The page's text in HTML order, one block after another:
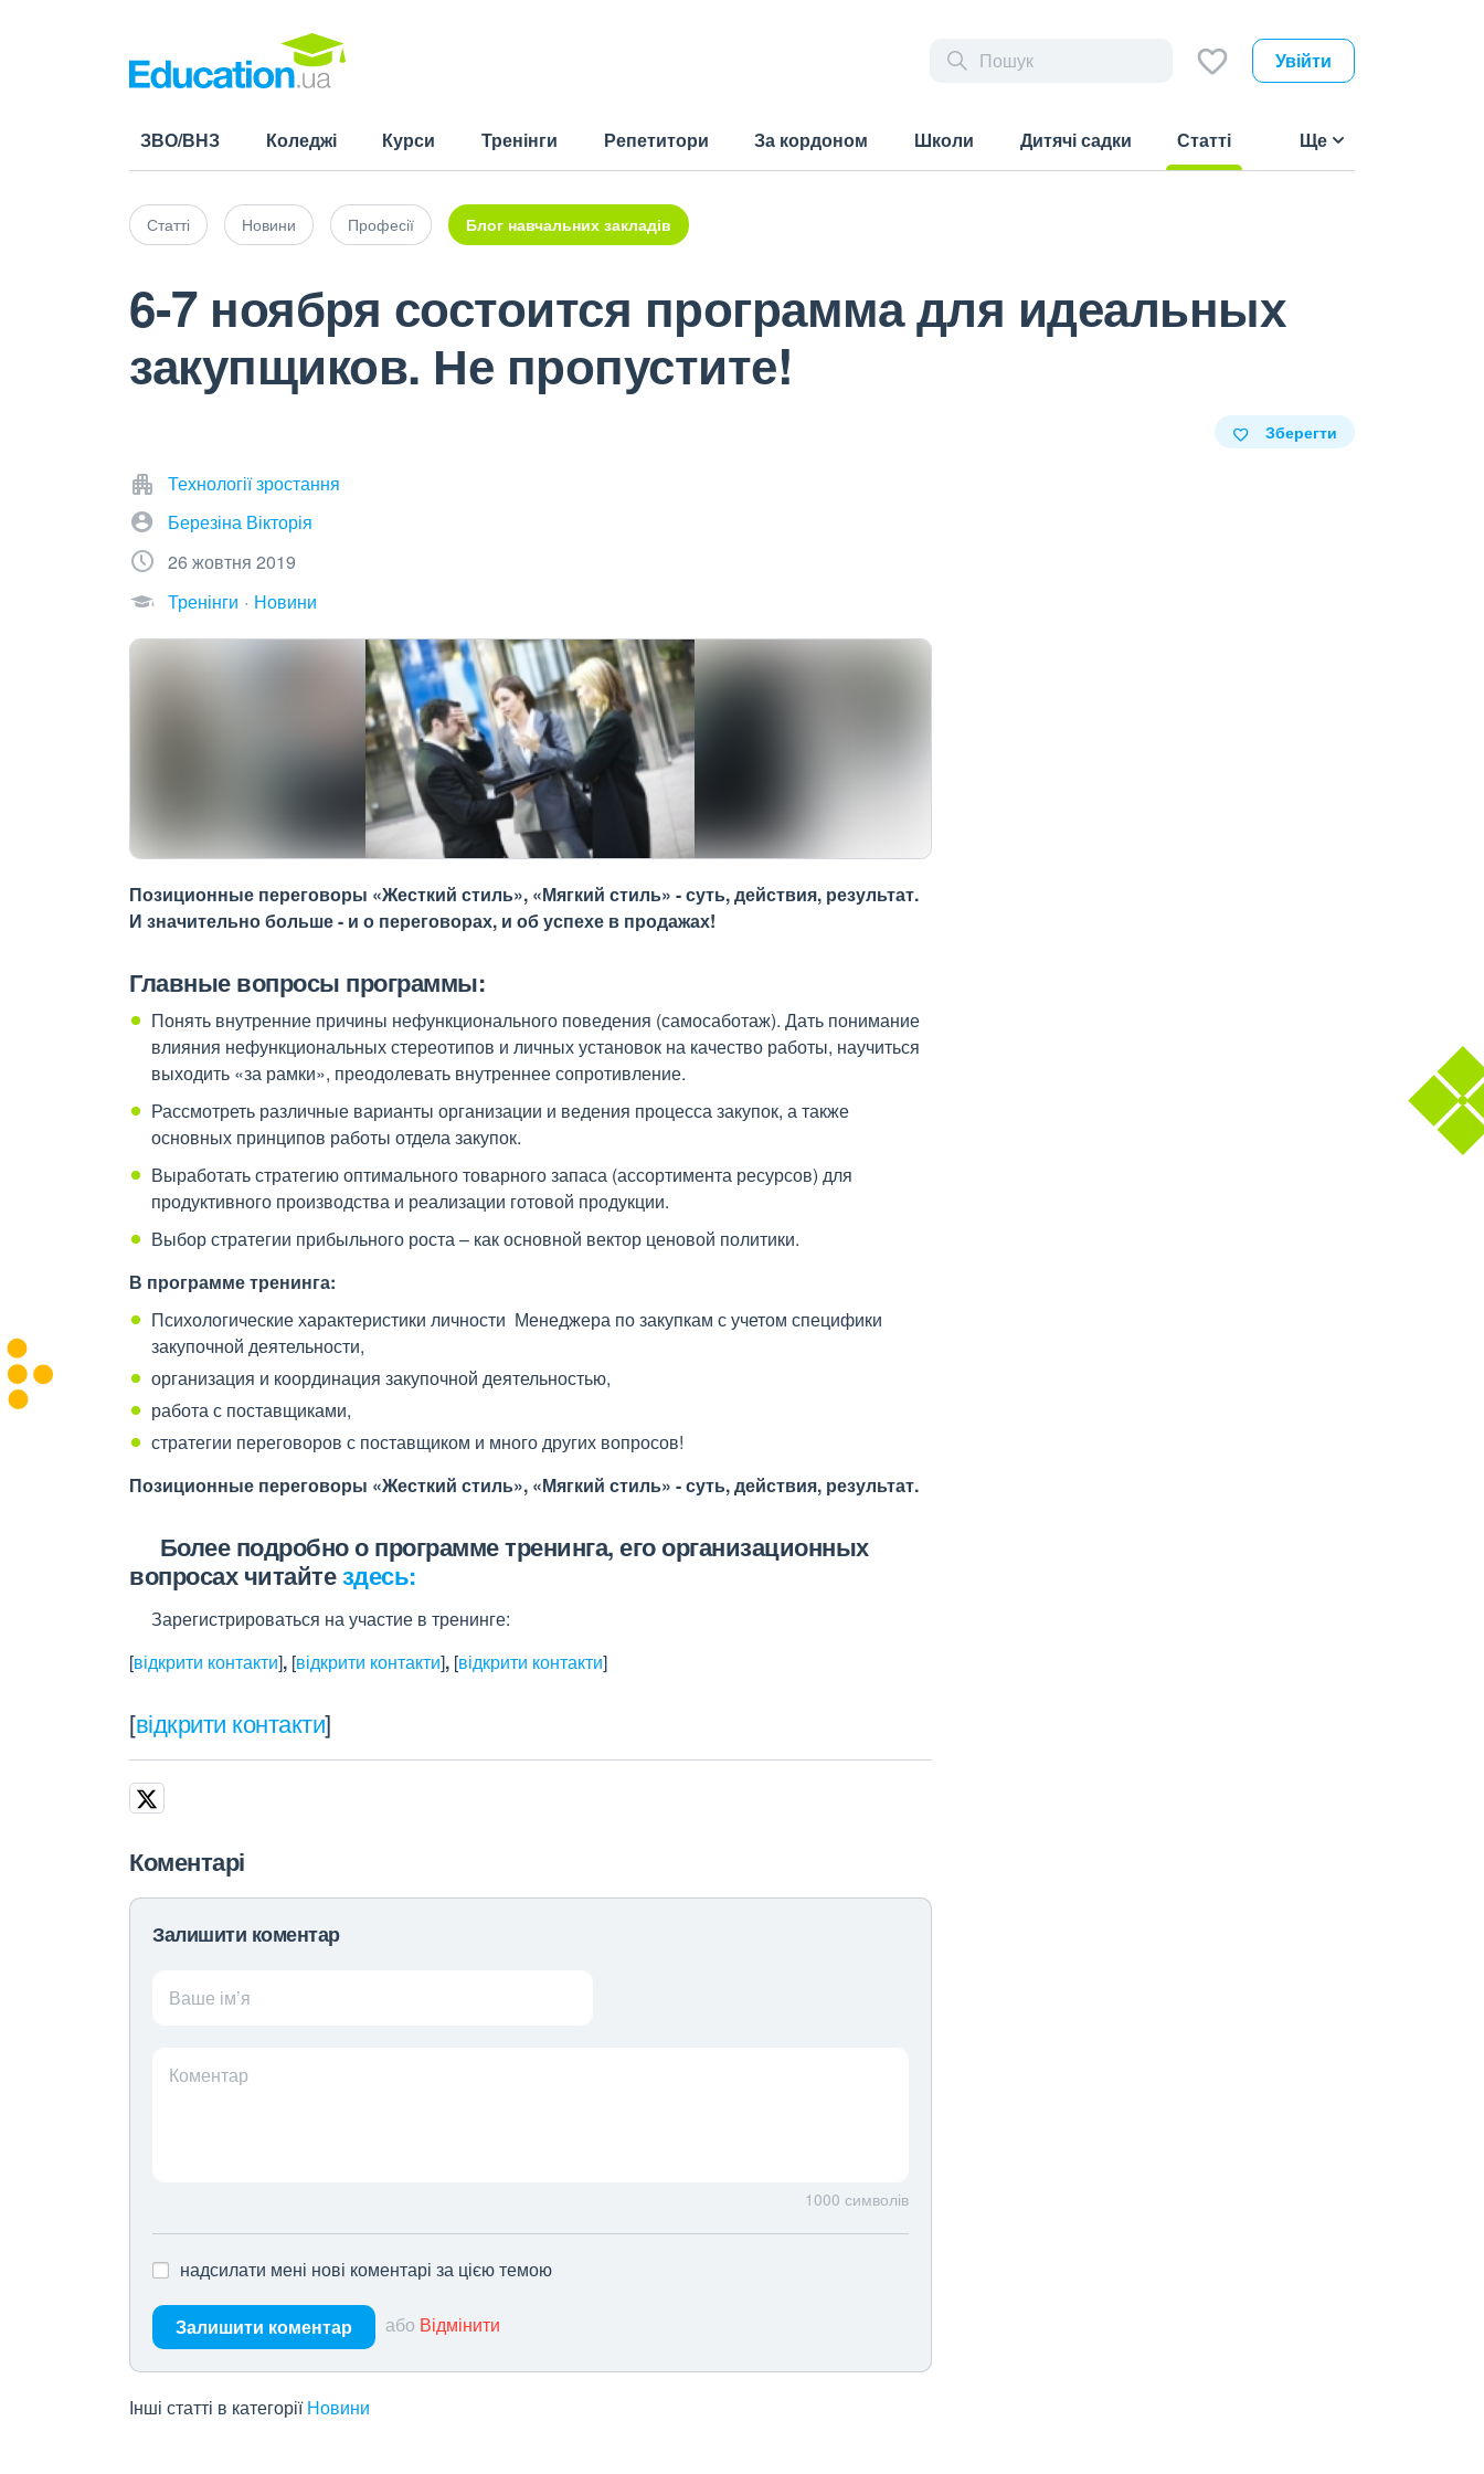
Увійти
ЗВО/ВНЗ Коледжі Курси Тренінги Репетитори За кордоном Школи Дитячі садки
Статті
Ще
Статті Новини Професії Блог навчальних закладів
6-7 ноября состоится программа для идеальных
закупщиков. Не пропустите!
Зберегти
Технології зростання
Березіна Вікторія
26 жовтня 2019
Тренінги
Новини
Позиционные переговоры «Жесткий стиль», «Мягкий стиль» - суть, действия, результат.
И значительно больше - и о переговорах, и об успехе в продажах!
Главные вопросы программы:
Понять внутренние причины нефункционального поведения (самосаботаж). Дать понимание
влияния нефункциональных стереотипов и личных установок на качество работы, научиться
выходить «за рамки», преодолевать внутреннее сопротивление.
Рассмотреть различные варианты организации и ведения процесса закупок, а также
основных принципов работы отдела закупок.
Выработать стратегию оптимального товарного запаса (ассортимента ресурсов) для
продуктивного производства и реализации готовой продукции.
Выбор стратегии прибыльного роста – как основной вектор ценовой политики.
В программе тренинга:
Психологические характеристики личности Менеджера по закупкам с учетом специфики
закупочной деятельности,
организация и координация закупочной деятельностью,
работа с поставщиками,
стратегии переговоров с поставщиком и много других вопросов!
Позиционные переговоры «Жесткий стиль», «Мягкий стиль» - суть, действия, результат.
Более подробно о программе тренинга, его организационных
вопросах читайтездесь:
Зарегистрироваться на участие в тренинге:
[відкрити контакти], [відкрити контакти], [відкрити контакти]
[відкрити контакти]
Коментарі
Залишити коментар
Ваше ім’я
Коментар
1000 символів
надсилати мені нові коментарі за цією темою
Залишити коментар або Відмінити
Інші статті в категорії Новини